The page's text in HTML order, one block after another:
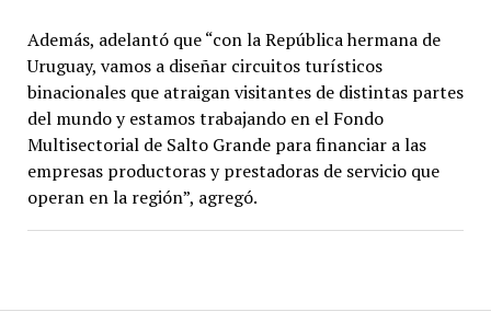
Además, adelantó que “con la República hermana de
Uruguay, vamos a diseñar circuitos turísticos
binacionales que atraigan visitantes de distintas partes
del mundo y estamos trabajando en el Fondo
Multisectorial de Salto Grande para financiar a las
empresas productoras y prestadoras de servicio que
operan en la región”, agregó.